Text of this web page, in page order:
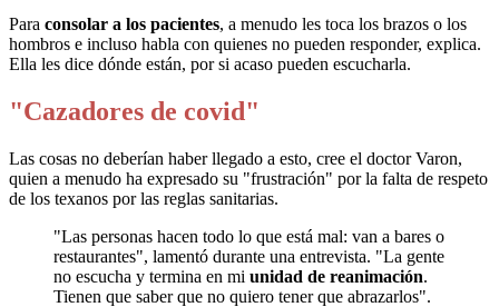
Para consolar a los pacientes, a menudo les toca los brazos o los
hombros e incluso habla con quienes no pueden responder, explica.
Ella les dice dónde están, por si acaso pueden escucharla.
"Cazadores de covid"
Las cosas no deberían haber llegado a esto, cree el doctor Varon,
quien a menudo ha expresado su "frustración" por la falta de respeto
de los texanos por las reglas sanitarias.
"Las personas hacen todo lo que está mal: van a bares o
restaurantes", lamentó durante una entrevista. "La gente
no escucha y termina en mi unidad de reanimación.
Tienen que saber que no quiero tener que abrazarlos".